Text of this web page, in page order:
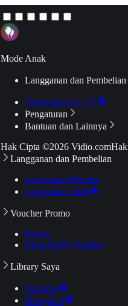
Mode Anak
Langganan dan Pembelian
Hubungkan ke TV
Pengaturan
Bantuan dan Lainnya
Hak Cipta ©2026 Vidio.com
Langganan dan Pembelian
Langganan Premier
Langganan Aktif
Voucher Promo
Promo
Pakai Kode Voucher
Library Saya
Daftarku
Mengikuti